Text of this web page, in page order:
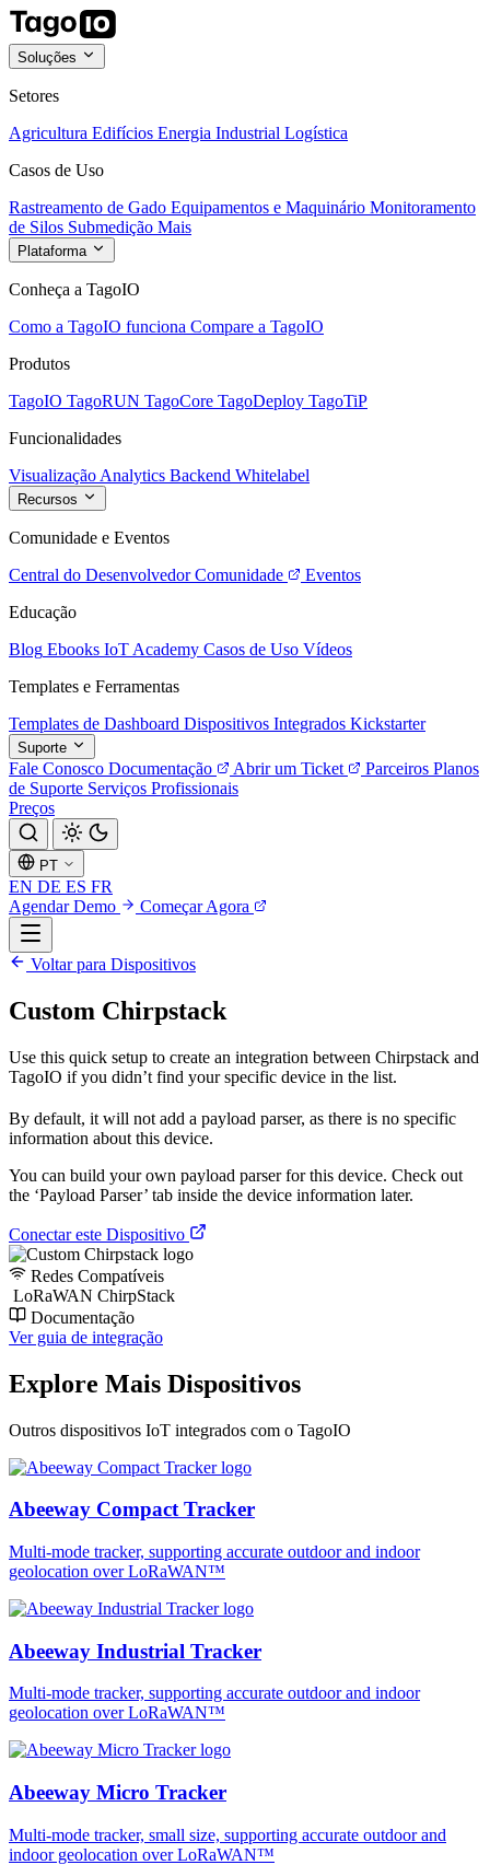
Soluções
Setores
Agricultura Edifícios Energia Industrial Logística
Casos de Uso
Rastreamento de Gado Equipamentos e Maquinário Monitoramento
de Silos Submedição Mais
Plataforma
Conheça a TagoIO
Como a TagoIO funciona Compare a TagoIO
Produtos
TagoIO TagoRUN TagoCore TagoDeploy TagoTiP
Funcionalidades
Visualização Analytics Backend Whitelabel
Recursos
Comunidade e Eventos
Central do Desenvolvedor Comunidade
Eventos
Educação
Blog Ebooks IoT Academy Casos de Uso Vídeos
Templates e Ferramentas
Templates de Dashboard Dispositivos Integrados Kickstarter
Suporte
Fale Conosco Documentação Abrir um Ticket Parceiros Planos
de Suporte Serviços Profissionais
Preços
PT
EN DE ES FR
Agendar Demo
Começar Agora
Voltar para Dispositivos
Custom Chirpstack
Use this quick setup to create an integration between Chirpstack and
TagoIO if you didn’t find your specific device in the list.
By default, it will not add a payload parser, as there is no specific
information about this device.
You can build your own payload parser for this device. Check out
the ‘Payload Parser’ tab inside the device information later.
Conectar este Dispositivo
Redes Compatíveis
LoRaWAN ChirpStack
Documentação
Ver guia de integração
Explore Mais Dispositivos
Outros dispositivos IoT integrados com o TagoIO
Abeeway Compact Tracker
Multi-mode tracker, supporting accurate outdoor and indoor
geolocation over LoRaWAN™
Abeeway Industrial Tracker
Multi-mode tracker, supporting accurate outdoor and indoor
geolocation over LoRaWAN™
Abeeway Micro Tracker
Multi-mode tracker, small size, supporting accurate outdoor and
indoor geolocation over LoRaWAN™